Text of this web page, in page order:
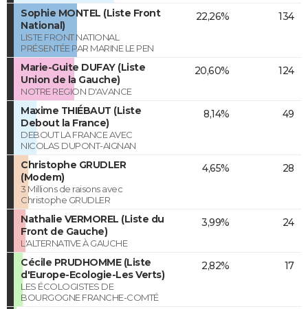
Sophie MONTEL (Liste Front
National)
LISTE FRONT NATIONAL
PRÉSENTÉE PAR MARINE LE PEN
22,26% 134
Marie-Guite DUFAY (Liste
Union de la Gauche)
NOTRE REGION D'AVANCE
20,60% 124
Maxime THIÉBAUT (Liste
Debout la France)
DEBOUT LA FRANCE AVEC
NICOLAS DUPONT-AIGNAN
8,14% 49
Christophe GRUDLER
(Modem)
3 Millions de raisons avec
Christophe GRUDLER
4,65% 28
Nathalie VERMOREL (Liste du
Front de Gauche)
L'ALTERNATIVE À GAUCHE
3,99% 24
Cécile PRUDHOMME (Liste
d'Europe-Ecologie-Les Verts)
LES ÉCOLOGISTES DE
BOURGOGNE FRANCHE-COMTÉ
2,82% 17